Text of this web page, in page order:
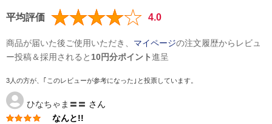
平均評価 4.0
商品が届いた後ご使用いただき、 マイページの注文履歴からレビュ
ー投稿＆採用されると 10円分ポイント進呈
3人の方が、｢このレビューが参考になった｣と投票しています。
ひなちゃま〓〓 さん
なんと!!